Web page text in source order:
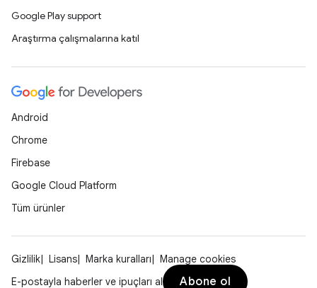
Google Play support
Araştırma çalışmalarına katıl
Android
Chrome
Firebase
Google Cloud Platform
Tüm ürünler
Gizlilik Lisans Marka kuralları
Manage cookies
E-postayla haberler ve ipuçları al
Abone ol